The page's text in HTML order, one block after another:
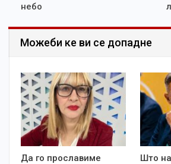
небо
Можеби ке ви се допадне
Да го прославиме
Што